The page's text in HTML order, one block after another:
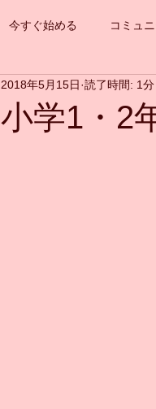
今すぐ始める コミュ
小学1・2
2018年5月15日 読了時間: 1分